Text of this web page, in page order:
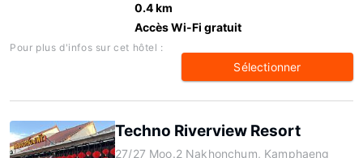
0.4 km
Accès Wi-Fi gratuit
Pour plus d'infos sur cet hôtel :
Sélectionner
Techno Riverview Resort
27/27 Moo.2 Nakhonchum, Kamphaeng